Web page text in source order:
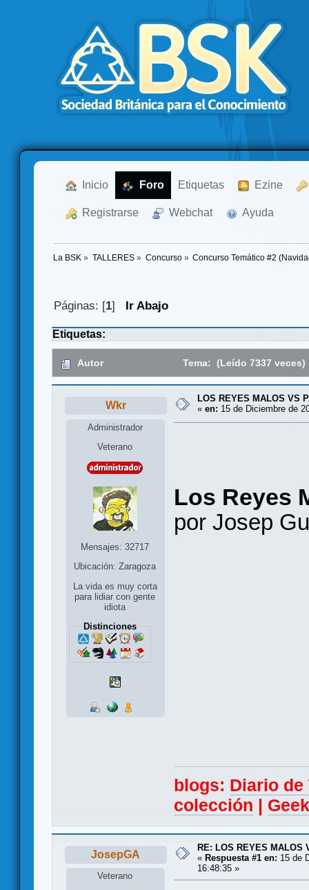
Inicio Foro Etiquetas Ezine
Registrarse Webchat Ayuda
La BSK » TALLERES» Concurso» Concurso Temático #2
Páginas: [1] Ir Abajo
Etiquetas:
Autor Tema: (Leído 7337 veces)
Wkr
Administrador
Veterano
Mensajes: 32717
Ubicación: Zaragoza
La vida es muy corta
para lidiar con gente
idiota
Distinciones
LOS REYES MALOS VS
« en: 15 de Diciembre de
Los Reyes
por Josep
blogs: Diario
colección |
JosepGA
Veterano
RE: LOS REYES MALOS
« Respuesta #1 en: 15 de
16:48:35 »